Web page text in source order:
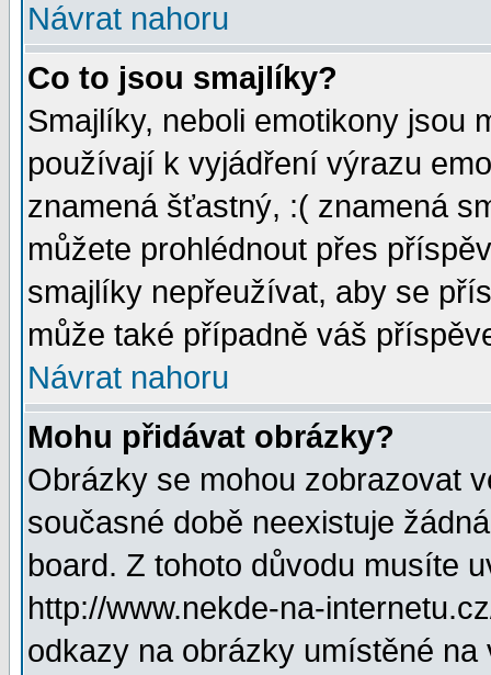
Návrat nahoru
Co to jsou smajlíky?
Smajlíky, neboli emotikony jsou
používají k vyjádření výrazu
znamená šťastný, :( znamená
můžete prohlédnout přes
smajlíky nepřeužívat, aby se
může také případně váš
Návrat nahoru
Mohu přidávat obrázky?
Obrázky se mohou zobrazovat
současné době neexistuje
board. Z tohoto důvodu musíte
http://www.nekde-na-
odkazy na obrázky umístěné